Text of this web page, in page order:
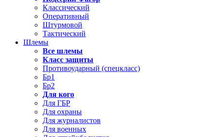
Классический
Оперативный
Штурмовой
Тактический
Шлемы
Все шлемы
Класс защиты
Противоударный (спецкласс)
Бр1
Бр2
Для кого
Для ГБР
Для охраны
Для журналистов
Для военных